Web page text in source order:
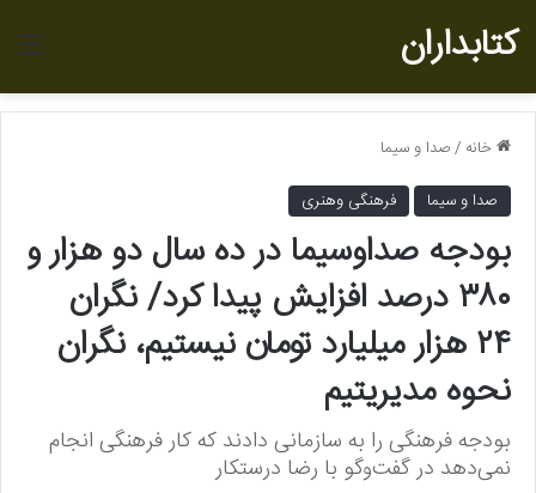
کتابداران
خانه /صدا و سیما
صدا و سیما
فرهنگی وهنری
بودجه صداوسیما در ده سال دو هزار و
۳۸۰ درصد افزایش پیدا کرد/ نگران
۲۴ هزار میلیارد تومان نیستیم، نگران
نحوه مدیریتیم
بودجه فرهنگی را به سازمانی دادند که کار فرهنگی انجام
نمی‌دهد در گفت‌وگو با رضا درستکار